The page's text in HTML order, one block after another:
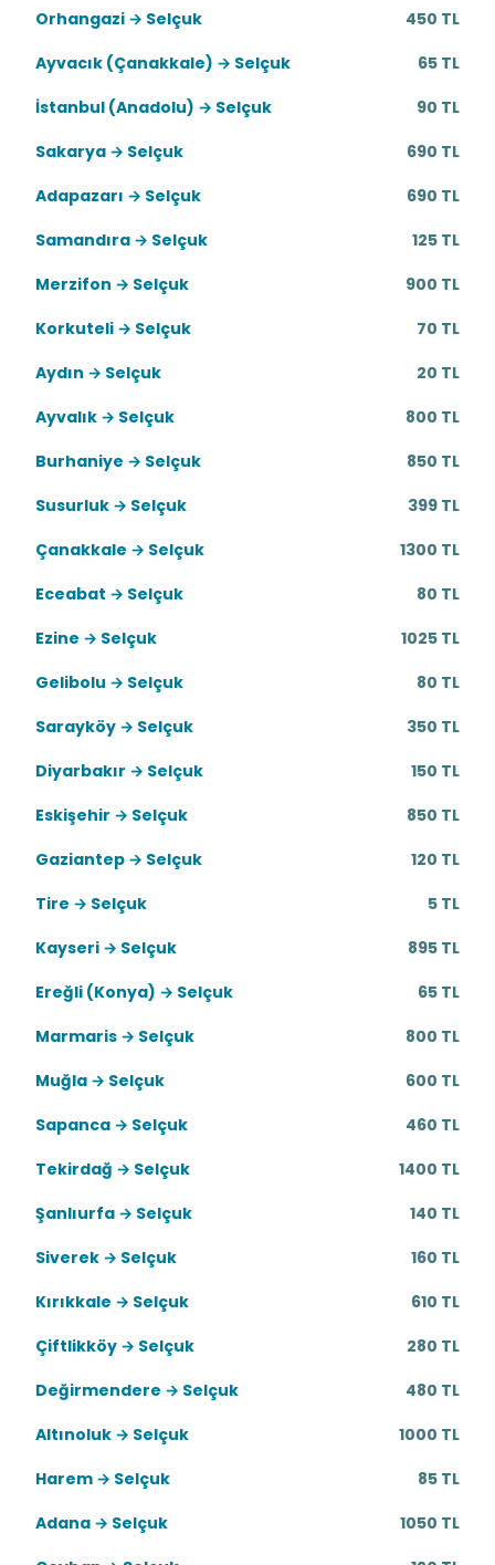
Orhangazi → Selçuk
450 TL
Ayvacık (Çanakkale) → Selçuk
65 TL
İstanbul (Anadolu) → Selçuk
90 TL
Sakarya → Selçuk
690 TL
Adapazarı → Selçuk
690 TL
Samandıra → Selçuk
125 TL
Merzifon → Selçuk
900 TL
Korkuteli → Selçuk
70 TL
Aydın → Selçuk
20 TL
Ayvalık → Selçuk
800 TL
Burhaniye → Selçuk
850 TL
Susurluk → Selçuk
399 TL
Çanakkale → Selçuk
1300 TL
Eceabat → Selçuk
80 TL
Ezine → Selçuk
1025 TL
Gelibolu → Selçuk
80 TL
Sarayköy → Selçuk
350 TL
Diyarbakır → Selçuk
150 TL
Eskişehir → Selçuk
850 TL
Gaziantep → Selçuk
120 TL
Tire → Selçuk
5 TL
Kayseri → Selçuk
895 TL
Ereğli (Konya) → Selçuk
65 TL
Marmaris → Selçuk
800 TL
Muğla → Selçuk
600 TL
Sapanca → Selçuk
460 TL
Tekirdağ → Selçuk
1400 TL
Şanlıurfa → Selçuk
140 TL
Siverek → Selçuk
160 TL
Kırıkkale → Selçuk
610 TL
Çiftlikköy → Selçuk
280 TL
Değirmendere → Selçuk
480 TL
Altınoluk → Selçuk
1000 TL
Harem → Selçuk
85 TL
Adana → Selçuk
1050 TL